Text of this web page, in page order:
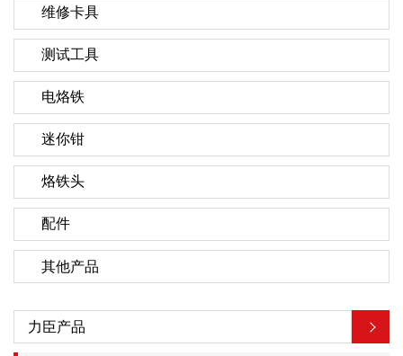
维修卡具
测试工具
电烙铁
迷你钳
烙铁头
配件
其他产品
力臣产品